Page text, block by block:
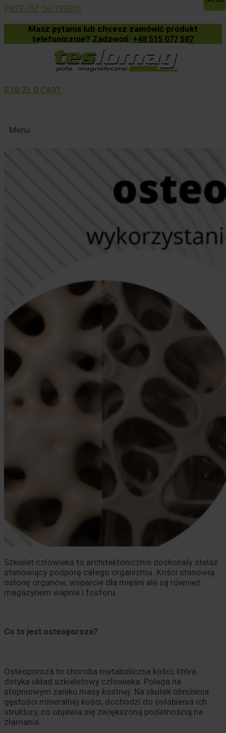
PRZEJDŹ DO TREŚCI
Masz pytania lub chcesz zamówić produkt
telefonicznie? Zadzwoń: +48 515 077 587
0.00 ZŁ 0 CART
Menu
Szkielet człowieka to architektonicznie doskonały stelaż
stanowiący podporę całego organizmu. Kości stanowią
osłonę organów, wsparcie dla mięśni ale są również
magazynem wapnia i fosforu.
Co to jest osteoporoza?
Osteoporoza to choroba metaboliczna kości, która
dotyka układ szkieletowy człowieka. Polega na
stopniowym zaniku masy kostnej. Na skutek obniżenia
gęstości mineralnej kości, dochodzi do osłabienia ich
struktury, co objawia się zwiększoną podatnością na
złamania.